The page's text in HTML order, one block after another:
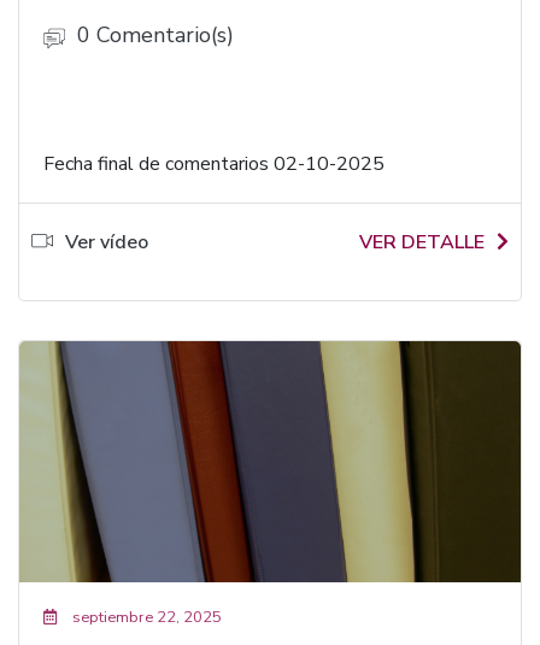
0 Comentario(s)
Fecha final de comentarios 02-10-2025
Ver vídeo VER DETALLE
septiembre 22, 2025